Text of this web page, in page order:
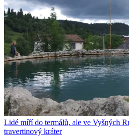
Lidé míří do termálů, ale ve Vyšných
travertinový kráter